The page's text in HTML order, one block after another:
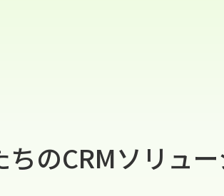
のCRMソリュー